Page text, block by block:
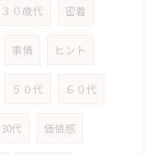
３０歳代 密着
事情 ヒント
５０代 ６０代
30代 価値感